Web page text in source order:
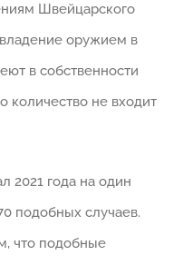
Швейцарского
оружием в
в собственности
количество не входит
2021 года на один
подобных случаев.
что подобные